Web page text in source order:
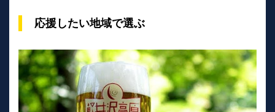
応援したい地域で選ぶ